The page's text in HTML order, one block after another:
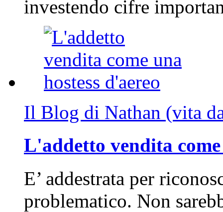
investendo cifre
Il Blog di Nathan (vita
L'addetto vendita
E’ addestrata per
problematico. Non